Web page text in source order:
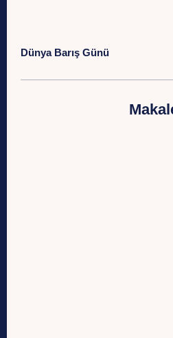
Dünya Barış Günü